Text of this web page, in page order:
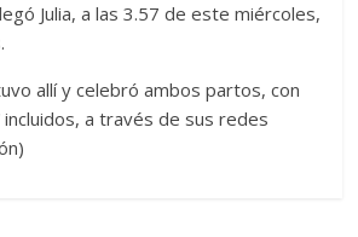
Julia, a las 3.57 de este miércoles,
allí y celebró ambos partos, con
incluidos, a través de sus redes